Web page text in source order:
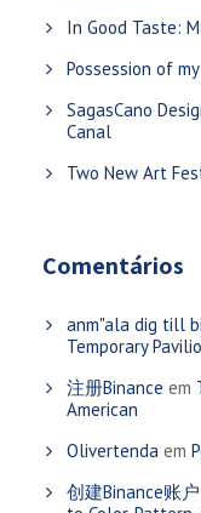
In Good Taste:
Possession of
SagasCano
Canal
Two New Art
Comentários
anm"ala dig till
Temporary
注册Binance em
American
Olivertenda em
创建Binance账户